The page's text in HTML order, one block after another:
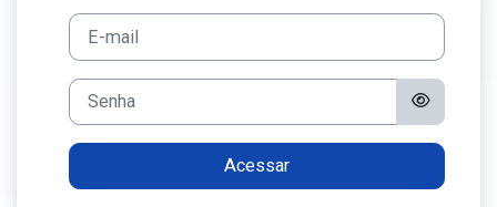
Avançar para criar nova conta
E-mail
Senha
Acessar